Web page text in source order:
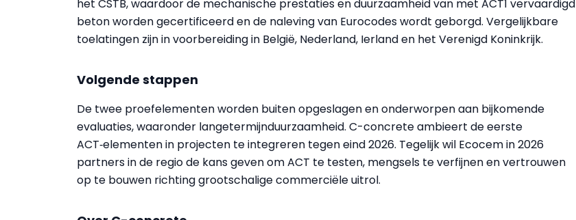
het CSTB, waardoor de mechanische prestaties en duurzaamheid van met ACT1 vervaardigd
beton worden gecertificeerd en de naleving van Eurocodes wordt geborgd. Vergelijkbare
toelatingen zijn in voorbereiding in België, Nederland, Ierland en het Verenigd Koninkrijk.
Volgende stappen
De twee proefelementen worden buiten opgeslagen en onderworpen aan bijkomende
evaluaties, waaronder langetermijnduurzaamheid. C-concrete ambieert de eerste
ACT‑elementen in projecten te integreren tegen eind 2026. Tegelijk wil Ecocem in 2026
partners in de regio de kans geven om ACT te testen, mengsels te verfijnen en vertrouwen
op te bouwen richting grootschalige commerciële uitrol.